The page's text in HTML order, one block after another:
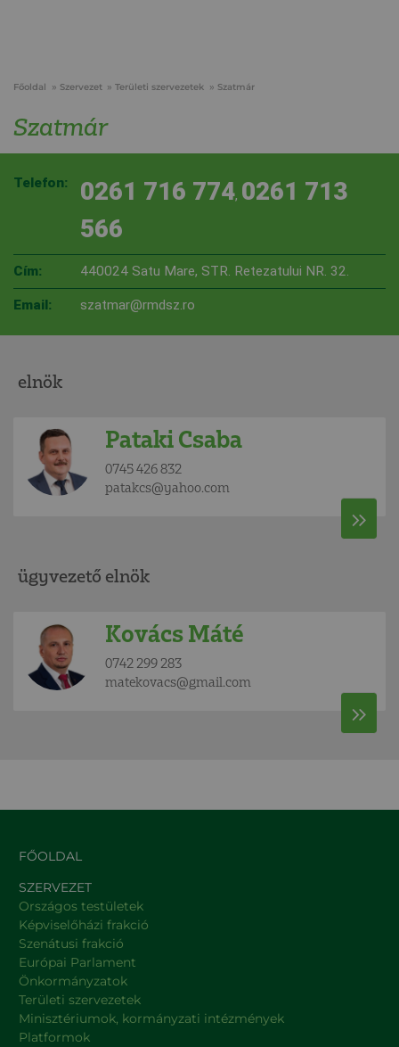
Főoldal Szervezet Területi szervezetek Szatmár
Szatmár
Telefon: 0261 716 774, 0261 713
566
Cím: 440024 Satu Mare, STR. Retezatului NR. 32.
Email: szatmar@rmdsz.ro
elnök
Pataki Csaba
0745 426 832
patakcs@yahoo.com
ügyvezető elnök
Kovács Máté
0742 299 283
matekovacs@gmail.com
FŐOLDAL
SZERVEZET
Országos testületek
Képviselőházi frakció
Szenátusi frakció
Európai Parlament
Önkormányzatok
Területi szervezetek
Minisztériumok, kormányzati intézmények
Platformok